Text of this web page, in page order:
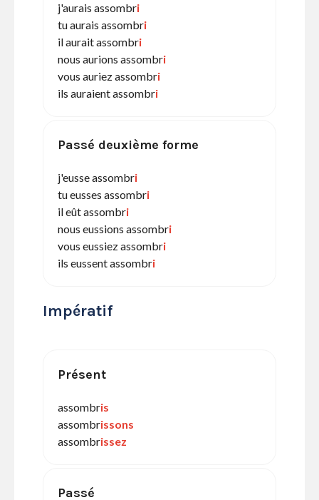
j'aurais assombri
tu aurais assombri
il aurait assombri
nous aurions assombri
vous auriez assombri
ils auraient assombri
Passé deuxième forme
j'eusse assombri
tu eusses assombri
il eût assombri
nous eussions assombri
vous eussiez assombri
ils eussent assombri
Impératif
Présent
assombris
assombrissons
assombrissez
Passé